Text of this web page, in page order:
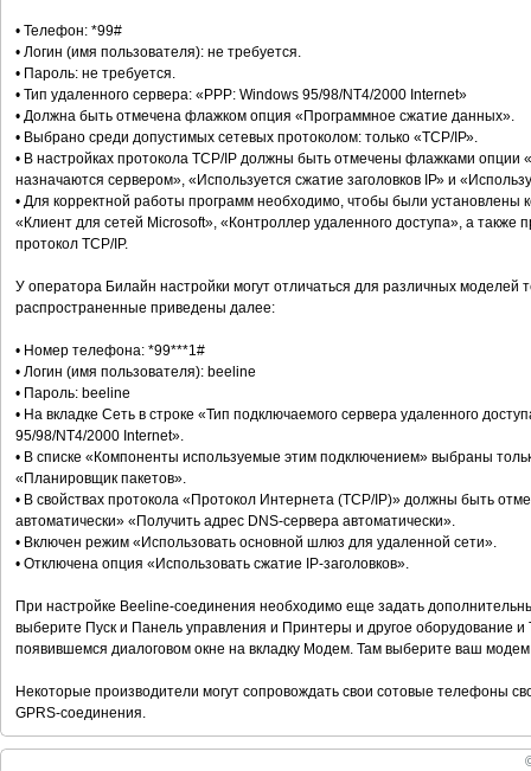
• Телефон: *99#
• Логин (имя пользователя): не требуется.
• Пароль: не требуется.
• Тип удаленного сервера: «PPP: Windows 95/98/NT4/2000 Internet»
• Должна быть отмечена флажком опция «Программное сжатие данных».
• Выбрано среди допустимых сетевых протоколом: только «ТСР/IР».
• В настройках протокола ТСР/IР должны быть отмечены флажками опции
назначаются сервером», «Используется сжатие заголовков IР» и
• Для корректной работы программ необходимо, чтобы были установлены
«Клиент для сетей Microsoft», «Контроллер удаленного доступа», а также
протокол ТСР/IР.
У оператора Билайн настройки могут отличаться для различных
распространенные приведены далее:
• Номер телефона: *99***1#
• Логин (имя пользователя): beeline
• Пароль: beeline
• На вкладке Сеть в строке «Тип подключаемого сервера удаленного
95/98/NT4/2000 Internet».
• В списке «Компоненты используемые этим подключением» выбраны
«Планировщик пакетов».
• В свойствах протокола «Протокол Интернета (ТСР/IР)» должны быть
автоматически» «Получить адрес DNS-сервера автоматически».
• Включен режим «Использовать основной шлюз для удаленной сети».
• Отключена опция «Использовать сжатие IР-заголовков».
При настройке Вeeline-соединения необходимо еще задать
выберите Пуск и Панель управления и Принтеры и другое оборудование
появившемся диалоговом окне на вкладку Модем. Там выберите ваш модем
Некоторые производители могут сопровождать свои сотовые телефоны
GPRS-соединения.